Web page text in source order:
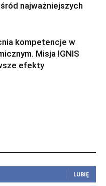
najważniejszych
kompetencje w
Misja IGNIS
efekty
LUBIĘ